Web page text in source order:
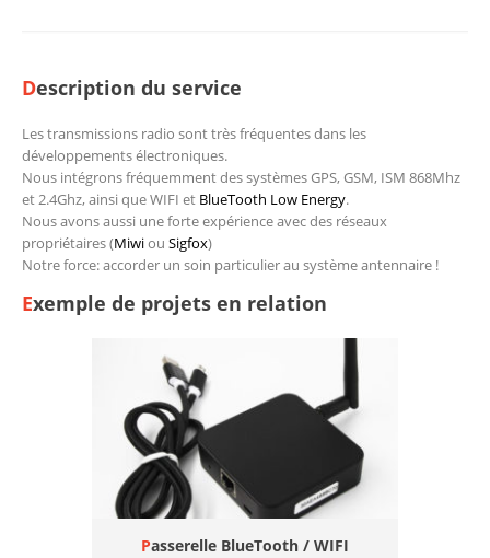
Description du service
Les transmissions radio sont très fréquentes dans les
développements électroniques.
Nous intégrons fréquemment des systèmes GPS, GSM, ISM 868Mhz
et 2.4Ghz, ainsi que WIFI et BlueTooth Low Energy.
Nous avons aussi une forte expérience avec des réseaux
propriétaires (Miwiou Sigfox)
Notre force: accorder un soin particulier au système antennaire !
Exemple de projets en relation
Passerelle BlueTooth / WIFI